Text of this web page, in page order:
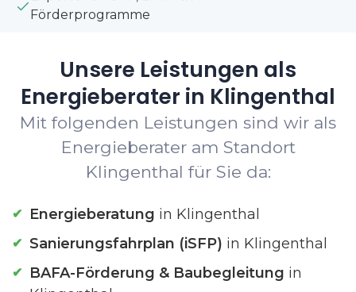
Förderprogramme
Unsere Leistungen als
Energieberater in Klingenthal
Mit folgenden Leistungen sind wir als
Energieberater am Standort
Klingenthal für Sie da:
Energieberatung in Klingenthal
Sanierungsfahrplan (iSFP) in Klingenthal
BAFA-Förderung & Baubegleitung in